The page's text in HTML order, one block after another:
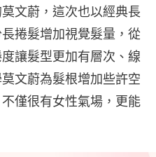
文蔚，這次也以經典長
捲髮增加視覺髮量，從
讓髮型更加有層次、線
文蔚為髮根增加些許空
僅很有女性氣場，更能